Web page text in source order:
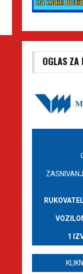
OGLAS ZA
1